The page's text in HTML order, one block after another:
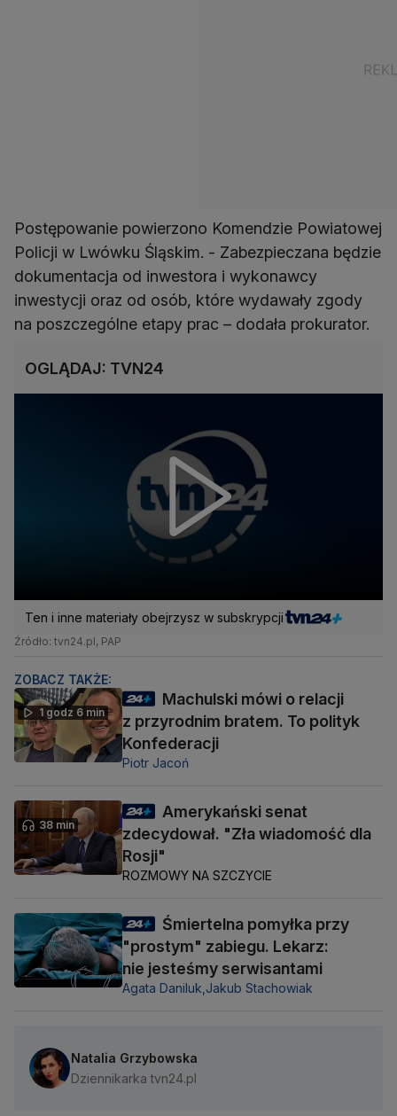
Postępowanie powierzono Komendzie Powiatowej
Policji w Lwówku Śląskim. - Zabezpieczana będzie
dokumentacja od inwestora i wykonawcy
inwestycji oraz od osób, które wydawały zgody
na poszczególne etapy prac – dodała prokurator.
OGLĄDAJ: TVN24
Ten i inne materiały obejrzysz w subskrypcji
Źródło: tvn24.pl, PAP
ZOBACZ TAKŻE:
1 godz 6 min
Machulski mówi o relacji
z przyrodnim bratem. To polityk
Konfederacji
Piotr Jacoń
38 min
Amerykański senat
zdecydował. "Zła wiadomość dla
Rosji"
ROZMOWY NA SZCZYCIE
Śmiertelna pomyłka przy
"prostym" zabiegu. Lekarz:
nie jesteśmy serwisantami
Agata Daniluk, Jakub Stachowiak
Natalia Grzybowska
Dziennikarka tvn24.pl